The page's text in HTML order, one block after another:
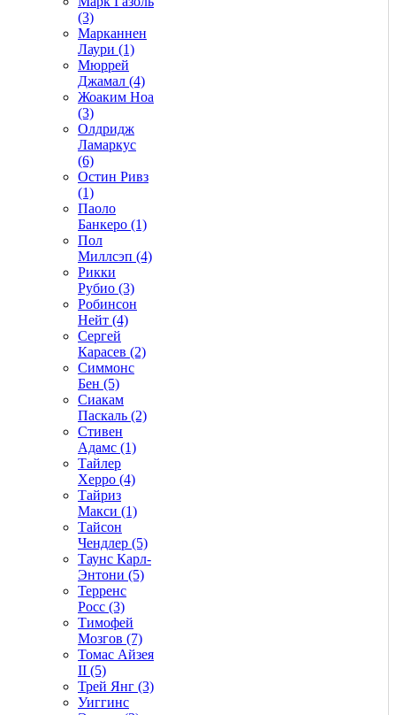
(3)
Марканнен
Лаури (1)
Мюррей
Джамал (4)
Жоаким Ноа
(3)
Олдридж
Ламаркус
(6)
Остин Ривз
(1)
Паоло
Банкеро (1)
Пол
Миллсэп (4)
Рикки
Рубио (3)
Робинсон
Нейт (4)
Сергей
Карасев (2)
Симмонс
Бен (5)
Сиакам
Паскаль (2)
Стивен
Адамс (1)
Тайлер
Херро (4)
Тайриз
Макси (1)
Тайсон
Чендлер (5)
Таунс Карл-
Энтони (5)
Терренс
Росс (3)
Тимофей
Мозгов (7)
Томас Айзея
II (5)
Трей Янг (3)
Уиггинс